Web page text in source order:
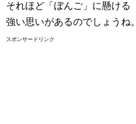
それほど「ぼんご」に懸ける
強い思いがあるのでしょうね。
スポンサードリンク